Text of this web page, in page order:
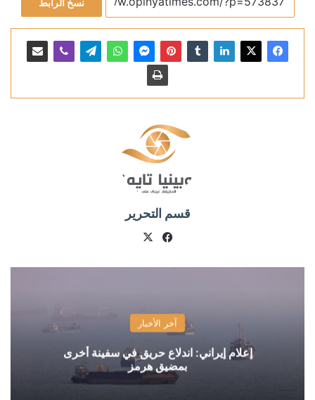
قسم التحرير
فيسبوك
آخر الأخبار
إعلام إيراني: اندلاع حريق في سفينة أخرى
بمضيق هرمز